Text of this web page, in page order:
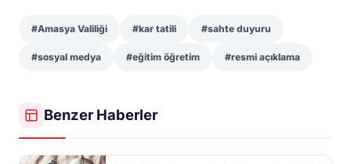
#Amasya Valiliği #kar tatili #sahte duyuru
#sosyal medya #eğitim öğretim #resmi açıklama
Benzer Haberler